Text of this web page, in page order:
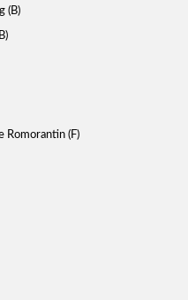
(B)
Romorantin (F)